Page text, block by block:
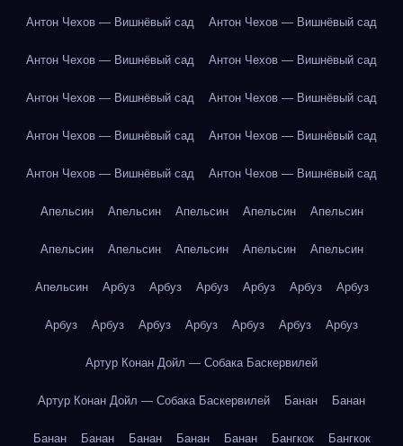
Антон Чехов — Вишнёвый сад Антон Чехов — Вишнёвый сад
Антон Чехов — Вишнёвый сад Антон Чехов — Вишнёвый сад
Антон Чехов — Вишнёвый сад Антон Чехов — Вишнёвый сад
Антон Чехов — Вишнёвый сад Антон Чехов — Вишнёвый сад
Антон Чехов — Вишнёвый сад Антон Чехов — Вишнёвый сад
Апельсин Апельсин Апельсин Апельсин Апельсин
Апельсин Апельсин Апельсин Апельсин Апельсин
Апельсин Арбуз Арбуз Арбуз Арбуз Арбуз Арбуз
Арбуз Арбуз Арбуз Арбуз Арбуз Арбуз Арбуз
Артур Конан Дойл — Собака Баскервилей
Артур Конан Дойл — Собака Баскервилей Банан Банан
Банан Банан Банан Банан Банан Бангкок Бангкок